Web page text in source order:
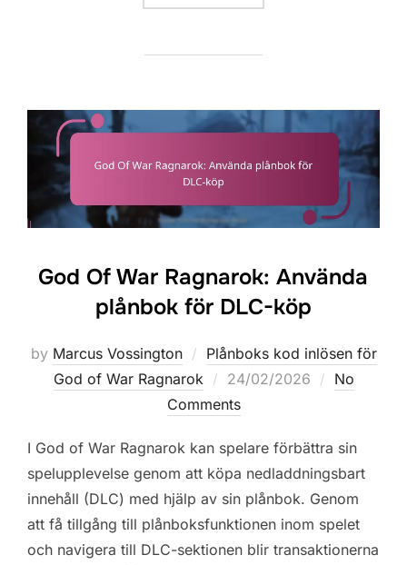
God Of War Ragnarok: Använda
plånbok för DLC-köp
by Marcus Vossington
Plånboks kod inlösen för
God of War Ragnarok
Posted
on
24/02/2026
No
Comments
I God of War Ragnarok kan spelare förbättra sin
spelupplevelse genom att köpa nedladdningsbart
innehåll (DLC) med hjälp av sin plånbok. Genom
att få tillgång till plånboksfunktionen inom spelet
och navigera till DLC-sektionen blir transaktionerna